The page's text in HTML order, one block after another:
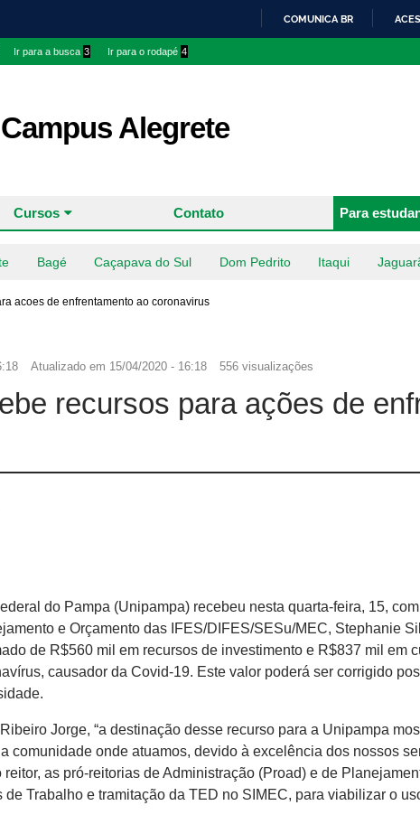
COMUNICA BR
Ir para a busca 3 Ir para o rodapé 4
Campus Alegrete
Cursos Contato Para
Bagé Caçapava do Sul Dom Pedrito Itaqui
acoes de enfrentamento ao coronavirus
Atualizado em 15/04/2020 - 16:18 556 visualizações
recursos para ações de
do Pampa (Unipampa) recebeu nesta quarta-feira, 15,
e Orçamento das IFES/DIFES/SESu/MEC, Stephanie
de R$560 mil em recursos de investimento e R$837 mil em
causador da Covid-19. Este valor poderá ser corrigido
Jorge, “a destinação desse recurso para a Unipampa
comunidade onde atuamos, devido à excelência dos nossos
reitor, as pró-reitorias de Administração (Proad) e de
Trabalho e tramitação da TED no SIMEC, para viabilizar o